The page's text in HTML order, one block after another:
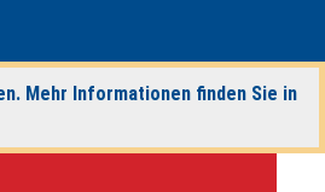
Mehr Informationen finden Sie in